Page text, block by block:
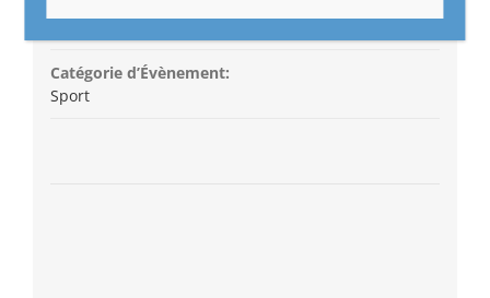
Catégorie d’Évènement:
Sport